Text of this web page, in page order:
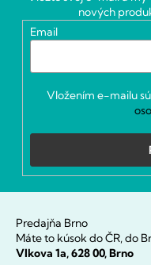
nových
Email
Vložením e-mailu
Predajňa Brno
Máte to kúsok do ČR, do
Vlkova 1a, 628 00, Brno